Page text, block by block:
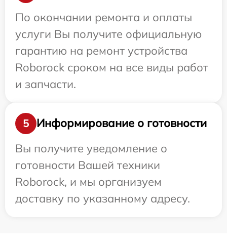
По окончании ремонта и оплаты
услуги Вы получите официальную
гарантию на ремонт устройства
Roborock сроком на все виды работ
и запчасти.
5
Информирование о готовности
Вы получите уведомление о
готовности Вашей техники
Roborock, и мы организуем
доставку по указанному адресу.